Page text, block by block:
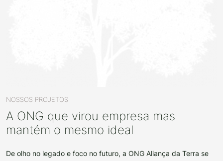
NOSSOS PROJETOS
A ONG que virou empresa mas
mantém o mesmo ideal
De olho no legado e foco no futuro, a ONG Aliança da Terra se